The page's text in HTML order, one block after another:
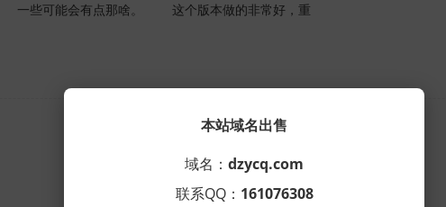
一些可能会有点那啥。 这个版本做的非常好，重
页1条
本站域名出售
域名： dzycq.com
联系QQ： 161076308